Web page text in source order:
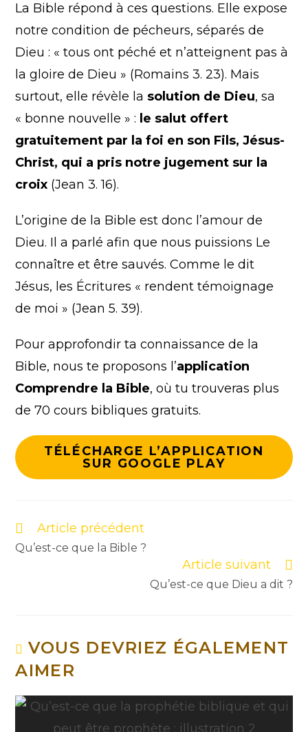
La Bible répond à ces questions. Elle expose
notre condition de pécheurs, séparés de
Dieu : « tous ont péché et n’atteignent pas à
la gloire de Dieu » (Romains 3. 23). Mais
surtout, elle révèle la solution de Dieu, sa
« bonne nouvelle » : le salut offert
gratuitement par la foi en son Fils, Jésus-
Christ, qui a pris notre jugement sur la
croix (Jean 3. 16).
L’origine de la Bible est donc l’amour de
Dieu. Il a parlé afin que nous puissions Le
connaître et être sauvés. Comme le dit
Jésus, les Écritures « rendent témoignage
de moi » (Jean 5. 39).
Pour approfondir ta connaissance de la
Bible, nous te proposons l’application
Comprendre la Bible, où tu trouveras plus
de 70 cours bibliques gratuits.
TÉLÉCHARGE L’APPLICATION
SUR GOOGLE PLAY
Article précédent
Qu’est-ce que la Bible ?
Article suivant
Qu’est-ce que Dieu a dit ?
VOUS DEVRIEZ ÉGALEMENT
AIMER